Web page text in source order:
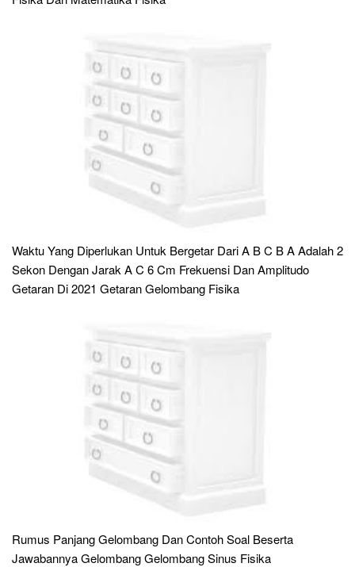
Waktu Yang Diperlukan Untuk Bergetar Dari A B C B A Adalah 2
Sekon Dengan Jarak A C 6 Cm Frekuensi Dan Amplitudo
Getaran Di 2021 Getaran Gelombang Fisika
Rumus Panjang Gelombang Dan Contoh Soal Beserta
Jawabannya Gelombang Gelombang Sinus Fisika